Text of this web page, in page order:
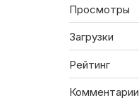
Просмотры
Загрузки
Рейтинг
Комментарии